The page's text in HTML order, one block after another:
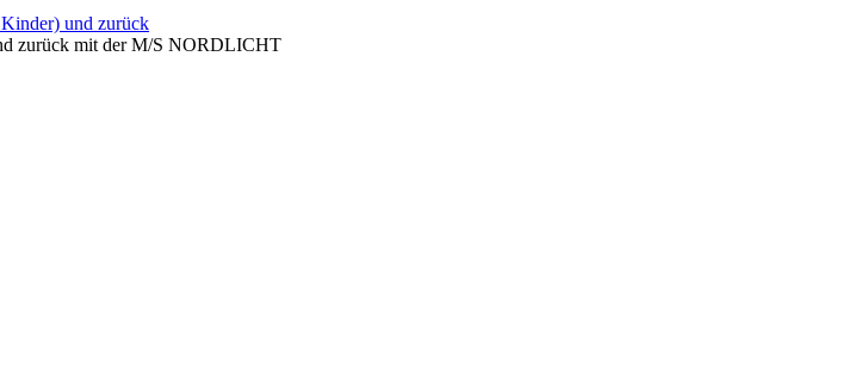
und zurück
zurück mit der M/S NORDLICHT